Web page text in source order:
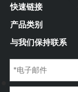
快速链接
产品类别
与我们保持联系